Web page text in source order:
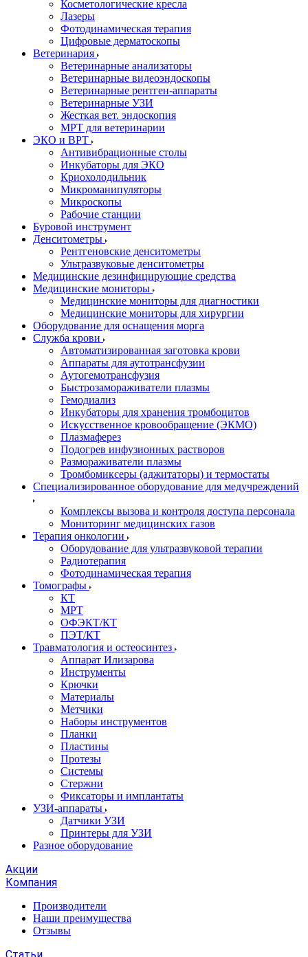
Косметологические кресла
Лазеры
Фотодинамическая терапия
Цифровые дерматоскопы
Ветеринария
Ветеринарные анализаторы
Ветеринарные видеоэндоскопы
Ветеринарные рентген-аппараты
Ветеринарные УЗИ
Жесткая вет. эндоскопия
МРТ для ветеринарии
ЭКО и ВРТ
Антивибрационные столы
Инкубаторы для ЭКО
Криохолодильник
Микроманипуляторы
Микроскопы
Рабочие станции
Буровой инструмент
Денситометры
Рентгеновские денситометры
Ультразвуковые денситометры
Медицинские дезинфицирующие средства
Медицинские мониторы
Медицинские мониторы для диагностики
Медицинские мониторы для хирургии
Оборудование для оснащения морга
Служба крови
Автоматизированная заготовка крови
Аппараты для аутотрансфузии
Аутогемотрансфузия
Быстрозамораживатели плазмы
Гемодиализ
Инкубаторы для хранения тромбоцитов
Искусственное кровообращение (ЭКМО)
Плазмаферез
Подогрев инфузионных растворов
Размораживатели плазмы
Тромбомиксеры (аджитаторы) и термостаты
Специализированное оборудование для медучреждений
Комплексы вызова и контроля доступа персонала
Мониторинг медицинских газов
Терапия онкологии
Оборудование для ультразвуковой терапии
Радиотерапия
Фотодинамическая терапия
Томографы
КТ
МРТ
ОФЭКТ/КТ
ПЭТ/КТ
Травматология и остеосинтез
Аппарат Илизарова
Инструменты
Крючки
Материалы
Метчики
Наборы инструментов
Планки
Пластины
Протезы
Системы
Стержни
Фиксаторы и имплантаты
УЗИ-аппараты
Датчики УЗИ
Принтеры для УЗИ
Разное оборудование
Акции
Компания
Производители
Наши преимущества
Отзывы